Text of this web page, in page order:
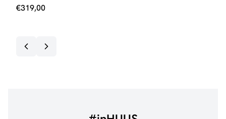
€319,00